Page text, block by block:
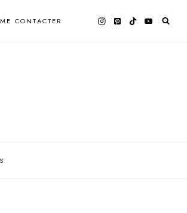
ME CONTACTER